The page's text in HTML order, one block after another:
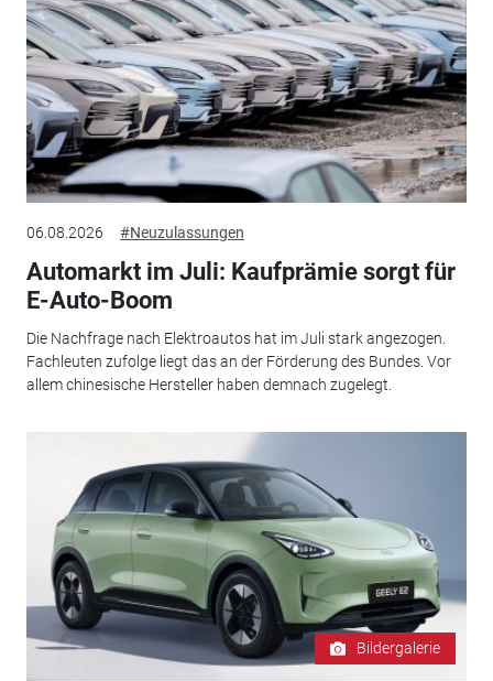
06.08.2026 #Neuzulassungen
Automarkt im Juli: Kaufprämie sorgt für
E-Auto-Boom
Die Nachfrage nach Elektroautos hat im Juli stark angezogen.
Fachleuten zufolge liegt das an der Förderung des Bundes. Vor
allem chinesische Hersteller haben demnach zugelegt.
Bildergalerie